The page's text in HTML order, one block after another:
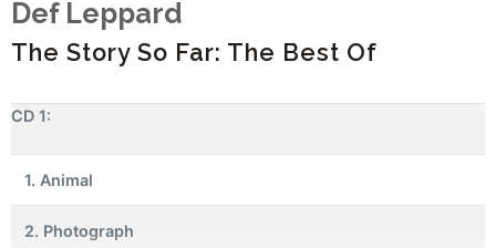
Def Leppard
The Story So Far: The Best Of
CD 1:
1. Animal
2. Photograph